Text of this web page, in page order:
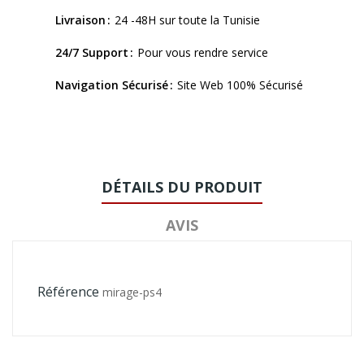
Livraison 24 -48H sur toute la Tunisie
24/7 Support Pour vous rendre service
Navigation Sécurisé Site Web 100% Sécurisé
DÉTAILS DU PRODUIT
AVIS
Référence mirage-ps4